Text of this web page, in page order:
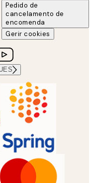
Pedido de
cancelamento de
encomenda
Gerir cookies